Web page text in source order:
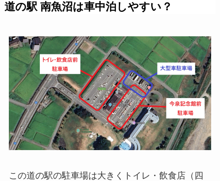
道の駅 南魚沼は車中泊しやすい？
この道の駅の駐車場は大きくトイレ・飲食店（四